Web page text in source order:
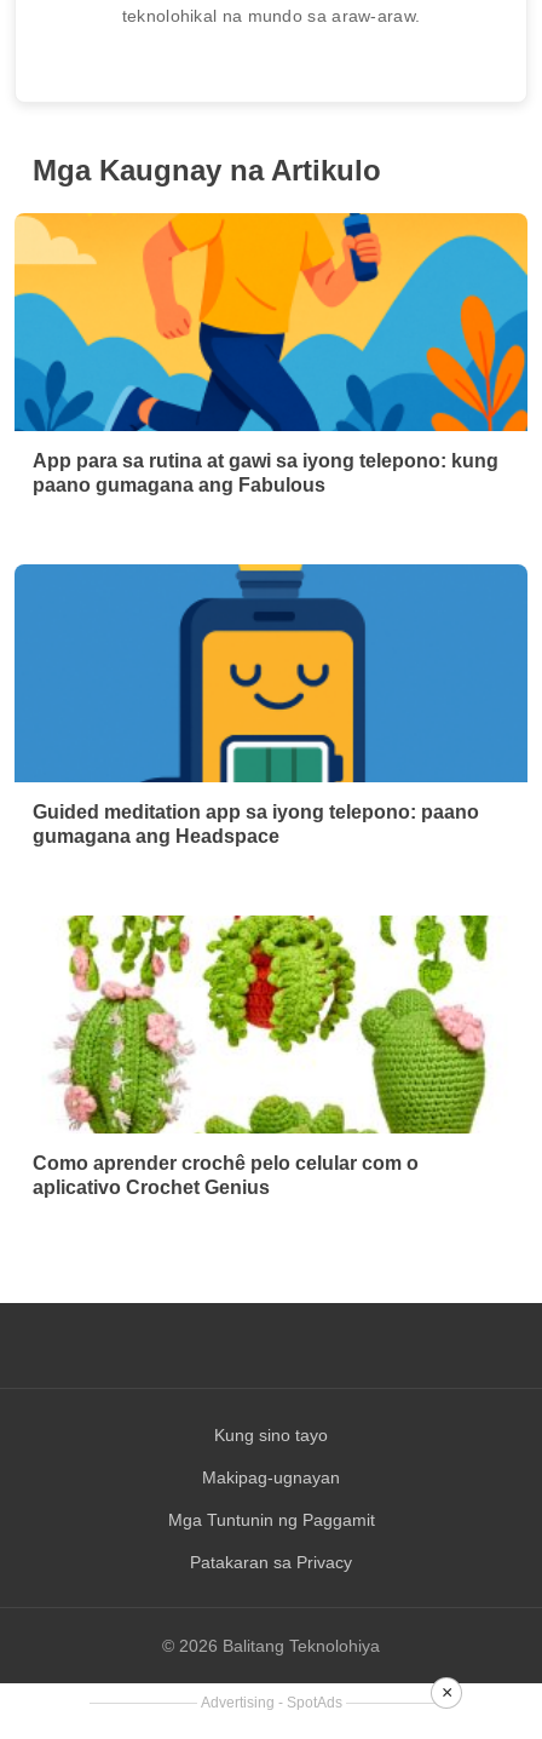
teknolohikal na mundo sa araw-araw.
Mga Kaugnay na Artikulo
App para sa rutina at gawi sa iyong telepono: kung
paano gumagana ang Fabulous
Guided meditation app sa iyong telepono: paano
gumagana ang Headspace
Como aprender crochê pelo celular com o
aplicativo Crochet Genius
Kung sino tayo
Makipag-ugnayan
Mga Tuntunin ng Paggamit
Patakaran sa Privacy
© 2026 Balitang Teknolohiya
Advertising - SpotAds ×